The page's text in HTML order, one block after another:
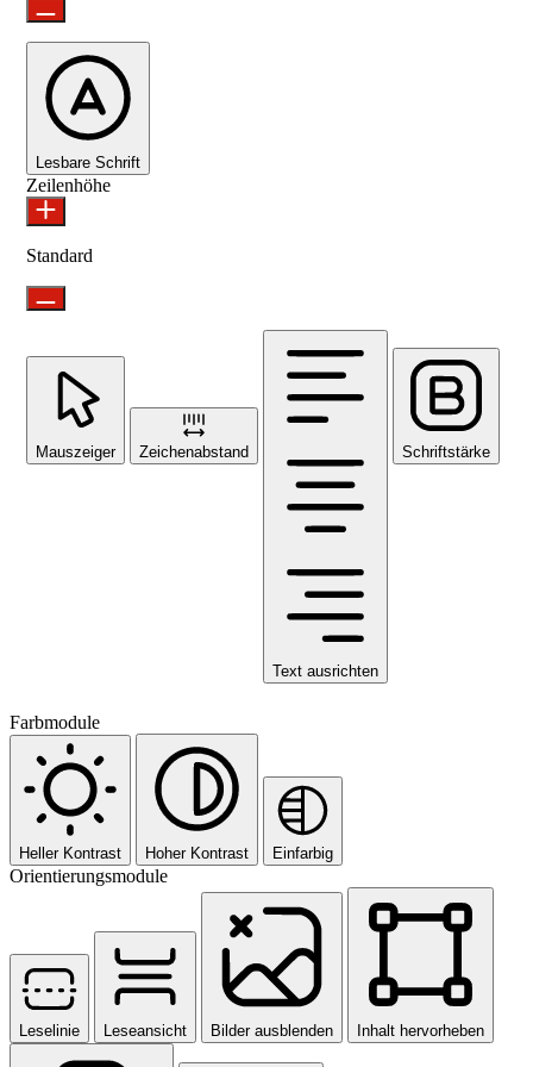
Lesbare Schrift
Zeilenhöhe
Standard
Mauszeiger Zeichenabstand
Text ausrichten
Schriftstärke
Farbmodule
Heller Kontrast Hoher Kontrast Einfarbig
Orientierungsmodule
Leselinie Leseansicht Bilder ausblenden Inhalt hervorheben